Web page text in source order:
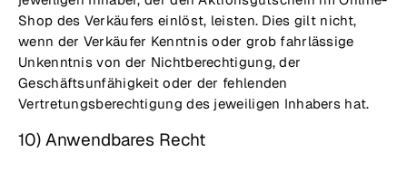
Shop des Verkäufers einlöst, leisten. Dies gilt nicht,
wenn der Verkäufer Kenntnis oder grob fahrlässige
Unkenntnis von der Nichtberechtigung, der
Geschäftsunfähigkeit oder der fehlenden
Vertretungsberechtigung des jeweiligen Inhabers hat.
10) Anwendbares Recht